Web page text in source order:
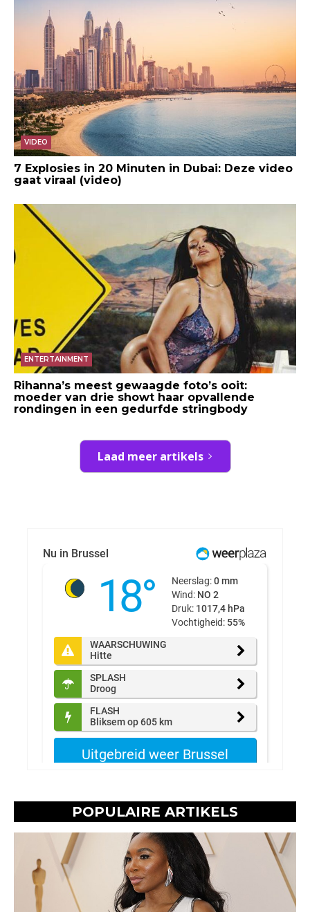
VIDEO
7 Explosies in 20 Minuten in Dubai: Deze video
gaat viraal (video)
ENTERTAINMENT
Rihanna’s meest gewaagde foto’s ooit:
moeder van drie showt haar opvallende
rondingen in een gedurfde stringbody
Laad meer artikels
POPULAIRE ARTIKELS